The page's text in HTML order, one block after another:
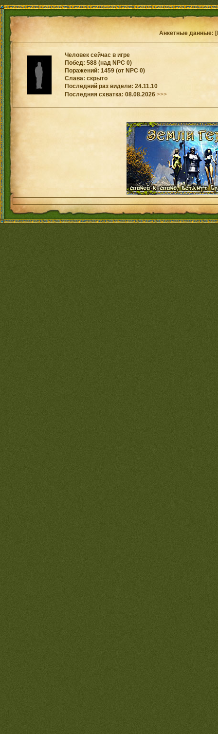
Анкетные данные:
Человек сейчас в игре
Побед: 588 (над NPC 0)
Поражений: 1459 (от NPC 0)
Слава: скрыто
Последний раз видели: 24.11.10
Последняя схватка: 08.08.2026 >>>